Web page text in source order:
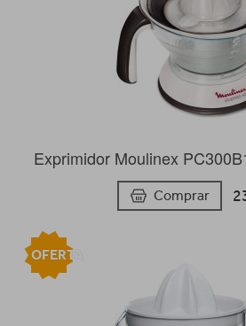
Exprimidor Moulinex
Comprar
OFERTA